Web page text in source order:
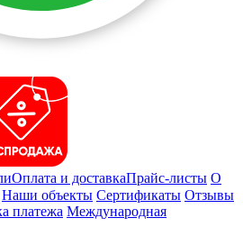
Оплата и доставкаПрайс-листы О
Наши объекты Сертификаты Отзывы
платежа Международная